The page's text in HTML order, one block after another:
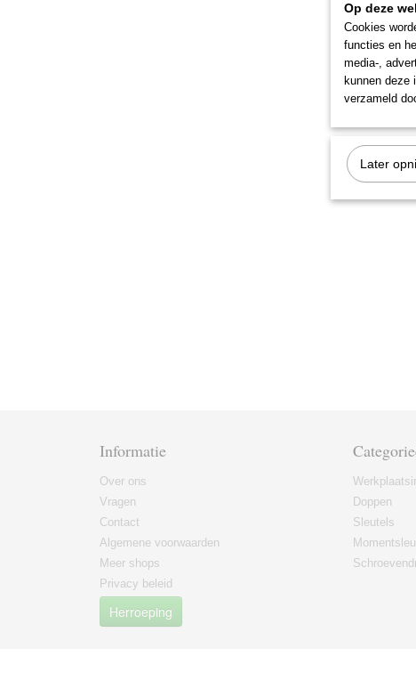
Informatie
Over ons
Vragen
Contact
Algemene voorwaarden
Meer shops
Privacy beleid
Herroeping
Doppen
Sleutels
Op deze
Cookies
functies en
media-,
kunnen deze
verzameld
Later